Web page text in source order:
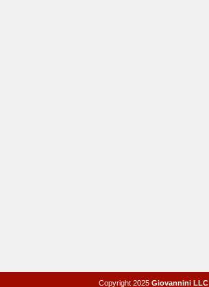
Copyright 2025 Giovannini LLC